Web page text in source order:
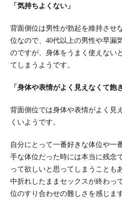
「気持ちよくない」
背面側位は男性が勃起を維持させ
位なので、40代以上の男性や早漏
のですが、身体をうまく使えない
てしまうようです。
「身体や表情がよく見えなくて飽
背面側位では身体や表情がよく見
くいようです。
自分にとって一番好きな体位や一
手な体位だった時には本当に残念
って欲しいと思ってしまうことも
中折れしたままセックスが終わっ
位のすり合わせの難しさを感じま